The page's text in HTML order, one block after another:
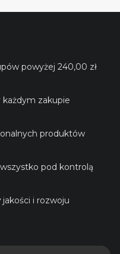
powyżej 240,00 zł
każdym zakupie
produktów
wszystko pod kontrolą
jakości i rozwoju